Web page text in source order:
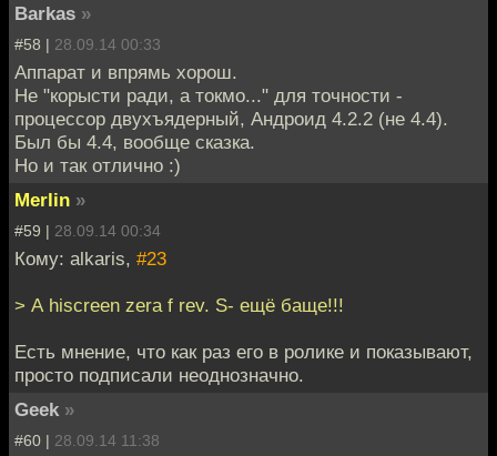
Barkas »
#58 | 28.09.14 00:33
Аппарат и впрямь хорош.
Не "корысти ради, а токмо..." для точности -
процессор двухъядерный, Андроид 4.2.2 (не 4.4).
Был бы 4.4, вообще сказка.
Но и так отлично :)
Merlin »
#59 | 28.09.14 00:34
Кому: alkaris, #23
> А hiscreen zera f rev. S- ещё баще!!!
Есть мнение, что как раз его в ролике и показывают,
просто подписали неоднозначно.
Geek »
#60 | 28.09.14 11:38